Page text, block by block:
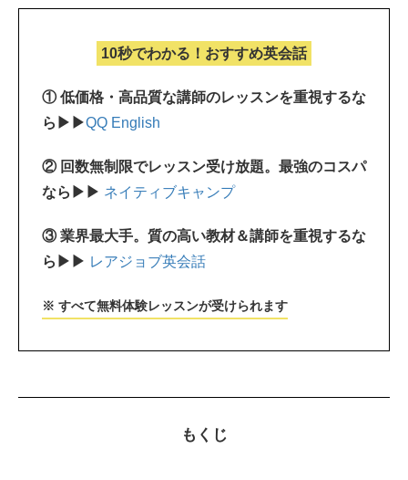
10秒でわかる！おすすめ英会話
① 低価格・高品質な講師のレッスンを重視するな
ら▶▶QQ English
② 回数無制限でレッスン受け放題。最強のコスパ
なら▶▶ ネイティブキャンプ
③ 業界最大手。質の高い教材＆講師を重視するな
ら▶▶ レアジョブ英会話
※ すべて無料体験レッスンが受けられます
もくじ